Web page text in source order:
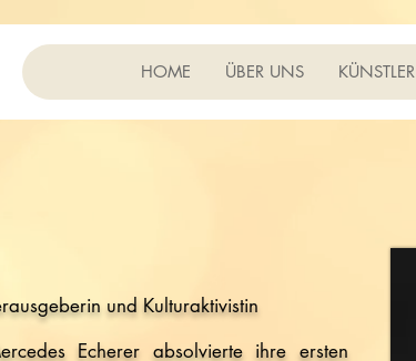
HOME ÜBER UNS KÜNSTLER
und Kulturaktivistin
Echerer absolvierte ihre ersten